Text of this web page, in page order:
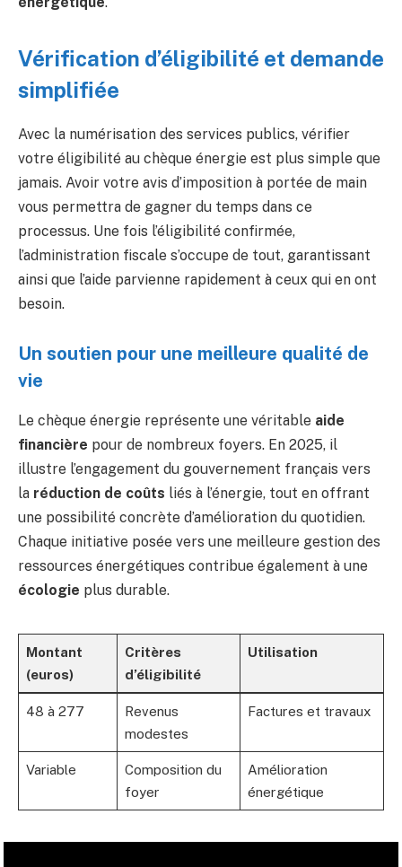
Vérification d’éligibilité et demande
simplifiée
Avec la numérisation des services publics, vérifier
votre éligibilité au chèque énergie est plus simple que
jamais. Avoir votre avis d’imposition à portée de main
vous permettra de gagner du temps dans ce
processus. Une fois l’éligibilité confirmée,
l’administration fiscale s’occupe de tout, garantissant
ainsi que l’aide parvienne rapidement à ceux qui en ont
besoin.
Un soutien pour une meilleure qualité de
vie
Le chèque énergie représente une véritable aide
financière pour de nombreux foyers. En 2025, il
illustre l’engagement du gouvernement français vers
la réduction de coûts liés à l’énergie, tout en offrant
une possibilité concrète d’amélioration du quotidien.
Chaque initiative posée vers une meilleure gestion des
ressources énergétiques contribue également à une
écologie plus durable.
Montant
(euros)
Critères
d’éligibilité
Utilisation
48 à 277
Revenus
modestes
Factures et travaux
Variable
Composition du
foyer
Amélioration
énergétique